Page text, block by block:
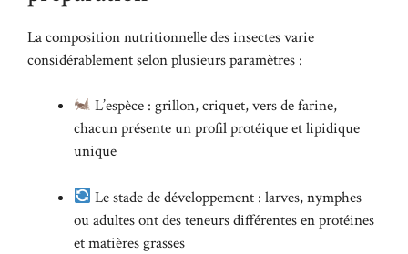
La composition nutritionnelle des insectes varie
considérablement selon plusieurs paramètres :
L’espèce : grillon, criquet, vers de farine,
chacun présente un profil protéique et lipidique
unique
Le stade de développement : larves, nymphes
ou adultes ont des teneurs différentes en protéines
et matières grasses